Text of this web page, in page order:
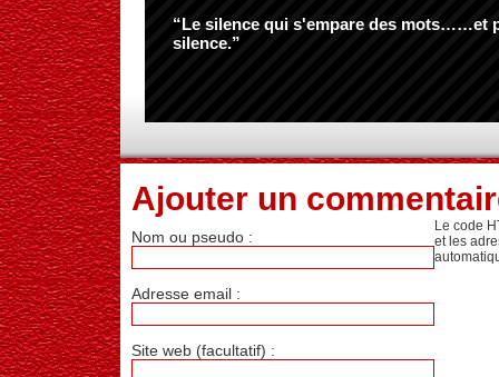
“Le silence qui s'empare des mots……et
silence.”
Ajouter un
Nom ou pseudo :
Adresse email :
Site web (facultatif) :
Le code
et les